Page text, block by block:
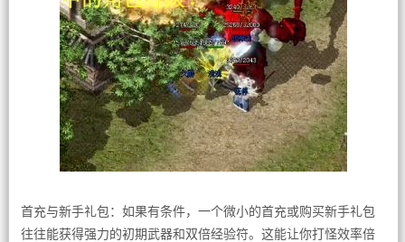
首充与新手礼包：如果有条件，一个微小的首充或购买新手礼包
往往能获得强力的初期武器和双倍经验符。这能让你打怪效率倍